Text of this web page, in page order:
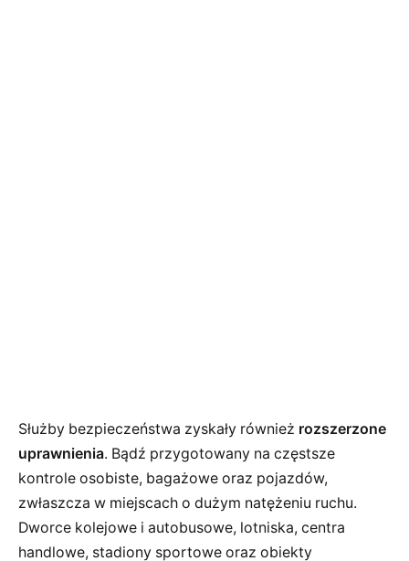
Służby bezpieczeństwa zyskały również rozszerzone
uprawnienia. Bądź przygotowany na częstsze
kontrole osobiste, bagażowe oraz pojazdów,
zwłaszcza w miejscach o dużym natężeniu ruchu.
Dworce kolejowe i autobusowe, lotniska, centra
handlowe, stadiony sportowe oraz obiekty